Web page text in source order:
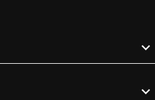

